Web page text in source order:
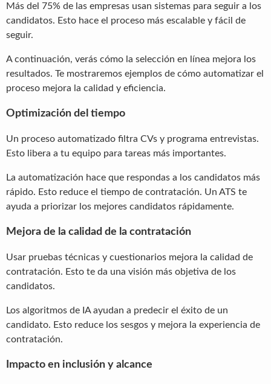
Más del 75% de las empresas usan sistemas para seguir a los
candidatos. Esto hace el proceso más escalable y fácil de
seguir.
A continuación, verás cómo la selección en línea mejora los
resultados. Te mostraremos ejemplos de cómo automatizar el
proceso mejora la calidad y eficiencia.
Optimización del tiempo
Un proceso automatizado filtra CVs y programa entrevistas.
Esto libera a tu equipo para tareas más importantes.
La automatización hace que respondas a los candidatos más
rápido. Esto reduce el tiempo de contratación. Un ATS te
ayuda a priorizar los mejores candidatos rápidamente.
Mejora de la calidad de la contratación
Usar pruebas técnicas y cuestionarios mejora la calidad de
contratación. Esto te da una visión más objetiva de los
candidatos.
Los algoritmos de IA ayudan a predecir el éxito de un
candidato. Esto reduce los sesgos y mejora la experiencia de
contratación.
Impacto en inclusión y alcance